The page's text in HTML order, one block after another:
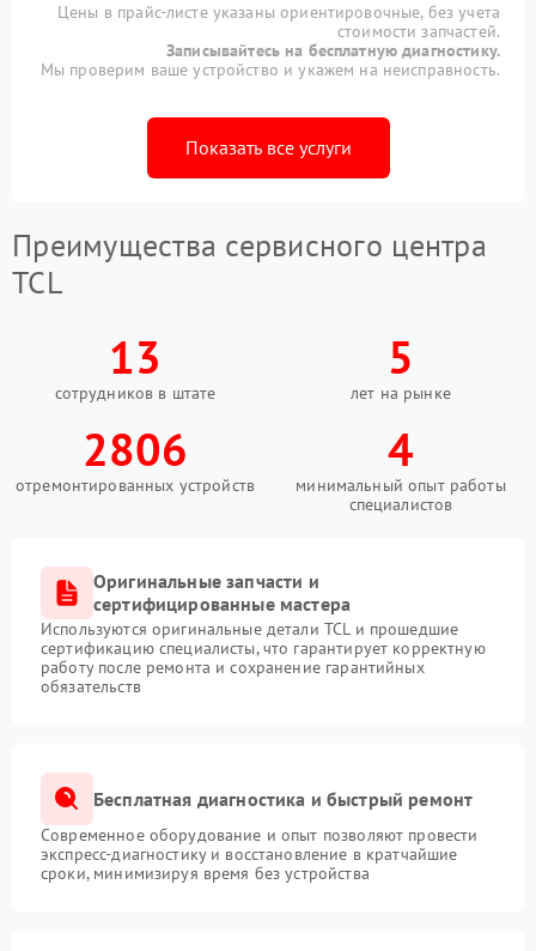
Цены в прайс-листе указаны ориентировочные, без учета
стоимости запчастей.
Записывайтесь на бесплатную диагностику.
Мы проверим ваше устройство и укажем на неисправность.
Показать все услуги
Преимущества сервисного центра
TCL
13
сотрудников в штате
5
лет на рынке
2806
отремонтированных устройств
4
минимальный опыт работы
специалистов
Оригинальные запчасти и
сертифицированные мастера
Используются оригинальные детали TCL и прошедшие
сертификацию специалисты, что гарантирует корректную
работу после ремонта и сохранение гарантийных
обязательств
Бесплатная диагностика и быстрый ремонт
Современное оборудование и опыт позволяют провести
экспресс-диагностику и восстановление в кратчайшие
сроки, минимизируя время без устройства